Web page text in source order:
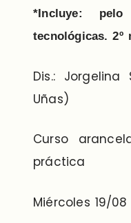
*Incluye:
tecnológicas. 2º
Dis.:
Uñas)
Curso
práctica
Miércoles 19/08